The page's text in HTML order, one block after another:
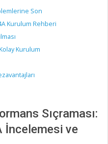
Son
Kurulum Rehberi
Kurulum
Sıçraması:
İncelemesi ve